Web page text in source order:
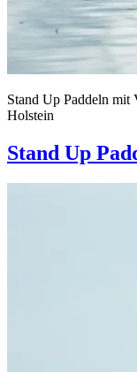
Stand Up Paddeln mit
Holstein
Stand Up